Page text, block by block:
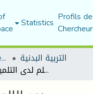
Statistics Profils
Institute of Sports Sciences and Techniques التربية البدنية
دور الالعاب التحفيزية في حصة التربية البدنية و الرياضية في تطوير دافعية التعلم لدى التلميذات المراهقات